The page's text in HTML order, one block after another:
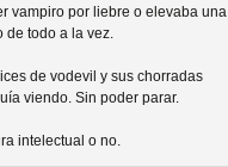
vampiro por liebre o elevaba una
de todo a la vez.
de vodevil y sus chorradas
viendo. Sin poder parar.
intelectual o no.